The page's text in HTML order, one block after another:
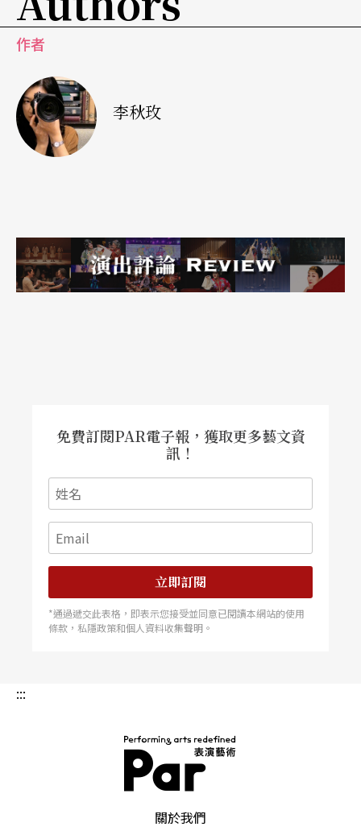
多面向的文化交流。尹普渼期待，除了邀請樂團再
訪，還將以年輕藝術家交流為重點，例如透過「You
ng Frontier」與「Young Artist」計畫為核心，促進
亞洲青年音樂家之間的交流與共演。她說：「這不
只是一次演出，而是我們共同描繪未來的開始。」
這場跨國合作，使臺北市立交響樂團的音樂能量與
新的藝術篇章，也為未來場館的規劃提供了寶貴啟
作者
李秋玫
免費訂閱PAR電子報，獲取更多藝文資
訊！
立即訂閱
*通過遞交此表格，即表示您接受並同意已閱讀本網站的使用
條款，私隱政策和個人資料收集聲明。
:::
關於我們